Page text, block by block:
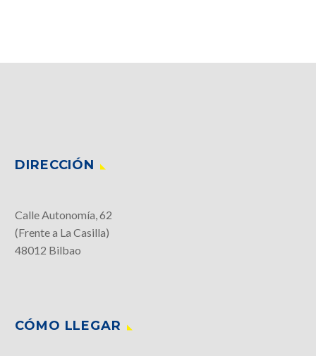
DIRECCIÓN
Calle Autonomía, 62
(Frente a La Casilla)
48012 Bilbao
CÓMO LLEGAR